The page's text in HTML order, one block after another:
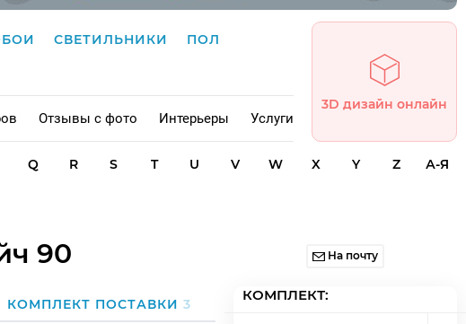
СВЕТИЛЬНИКИ ПОЛ
Отзывы с фото Интерьеры Услуги
3D дизайн онлайн
Q R S T U V W X Y Z А-Я
90 На почту
КОМПЛЕКТ ПОСТАВКИ3
КОМПЛЕКТ: